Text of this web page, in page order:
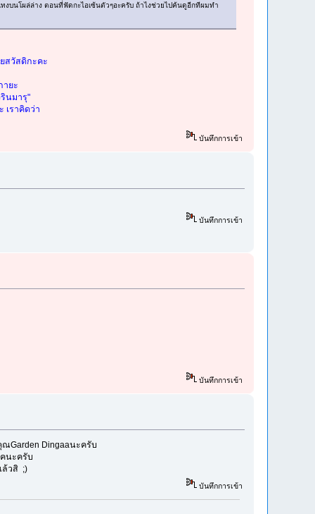
บนโผล่ล่าง ตอนที่ฟัดกะไอเซ้นตัวๆอะครับ ถ้าไงช่วยไปค้นดูอีกทีผมทำ
สวัสดิกะคะ
ายะ
นมารุ"
เราคิดว่า
บันทึกการเข้า
บันทึกการเข้า
บันทึกการเข้า
Garden Dingaaนะครับ
นะครับ
ล้วสิ ;)
บันทึกการเข้า